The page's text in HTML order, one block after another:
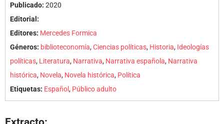
Publicado: 2020
Editorial:
Editores: Mercedes Formica
Géneros: biblioteconomía,Ciencias políticas, Historia, Ideologías
políticas, Literatura, Narrativa, Narrativa española, Narrativa
histórica, Novela, Novela histórica, Política
Etiquetas: Español, Público adulto